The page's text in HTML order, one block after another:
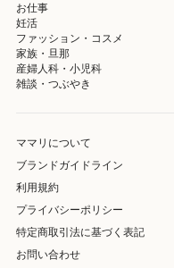
お仕事
妊活
ファッション・コスメ
家族・旦那
産婦人科・小児科
雑談・つぶやき
ママリについて
ブランドガイドライン
利用規約
プライバシーポリシー
特定商取引法に基づく表記
お問い合わせ